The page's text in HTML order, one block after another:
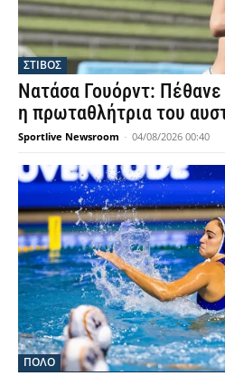
ΣΤΙΒΟΣ
Νατάσα Γουόρντ:
η πρωταθλήτρια του
Sportlive Newsroom - 04/08/2026 00:40
ΠΟΛΟ